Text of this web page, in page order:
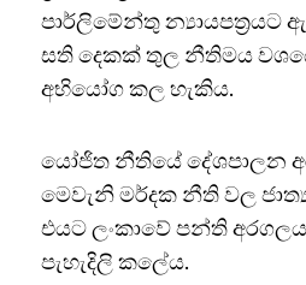
පාර්ලිමේන්තු න්‍යායපත්‍රයට
සති දෙකක් තුල නීතිමය
අභියෝග කල හැකිය.
යෝජිත නීතියේ දේශපාලන
මෙවැනි මර්දක නීති වල
එයට ලංකාවේ පන්ති
පැහැදිලි කලේය.